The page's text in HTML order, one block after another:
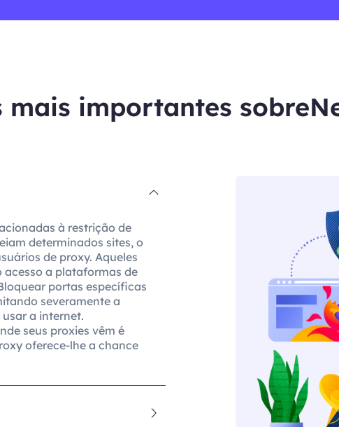
importantes
à restrição de
determinados sites, o
de proxy. Aqueles
a plataformas de
portas específicas
severamente a
a internet.
seus proxies vêm é
oferece-lhe a chance